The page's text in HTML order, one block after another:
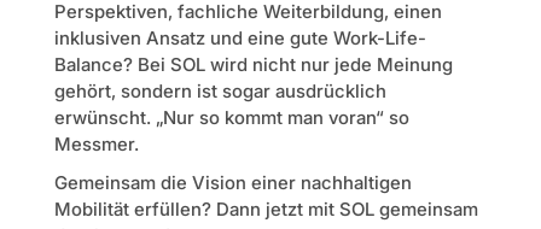
Perspektiven, fachliche Weiterbildung, einen
inklusiven Ansatz und eine gute Work-Life-
Balance? Bei SOL wird nicht nur jede Meinung
gehört, sondern ist sogar ausdrücklich
erwünscht. „Nur so kommt man voran“ so
Messmer.
Gemeinsam die Vision einer nachhaltigen
Mobilität erfüllen? Dann jetzt mit SOL gemeinsam